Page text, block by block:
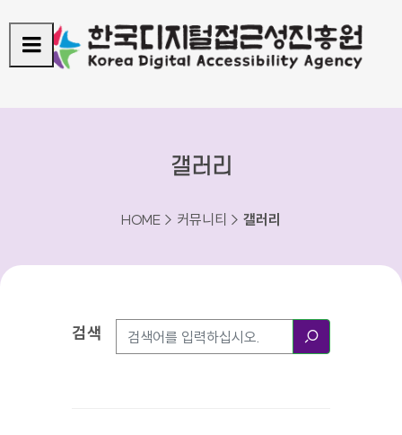
갤러리
HOME > 커뮤니티 > 갤러리
검색방법
검색